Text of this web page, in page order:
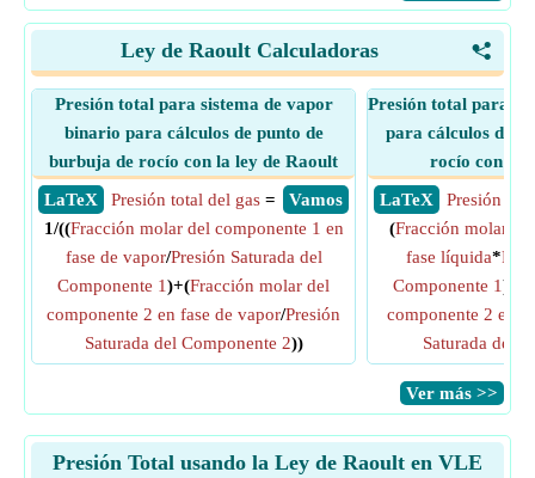
<
Ley de Raoult Calculadoras
Presión total para sistema de vapor
binario para cálculos de punto de
burbuja de rocío con la ley de Raoult
​ LaTeX
​ Vamos
Presión total del gas =
1/((Fracción molar del componente 1 en
fase de vapor/Presión Saturada del
Componente 1)+(Fracción molar del
componente 2 en fase de vapor/Presión
Saturada del Componente 2))
Presión total para
para cálculos de
rocío con la
​ LaTeX
Presión
(Fracción molar
fase líquida*
Componente 1)+(
componente 2 en
Saturada del
​Ver más >>
Presión Total usando la Ley de Raoult en VLE